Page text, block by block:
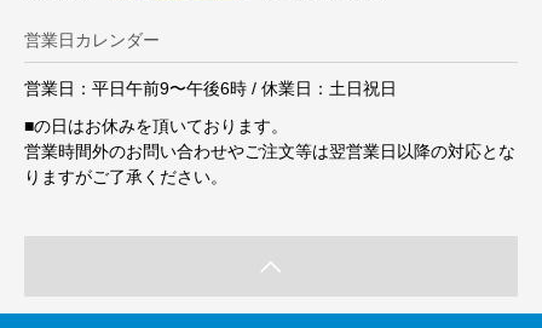
営業日カレンダー
営業日：平日午前9〜午後6時 / 休業日：土日祝日
■の日はお休みを頂いております。
営業時間外のお問い合わせやご注文等は翌営業日以降の対応とな
りますがご了承ください。